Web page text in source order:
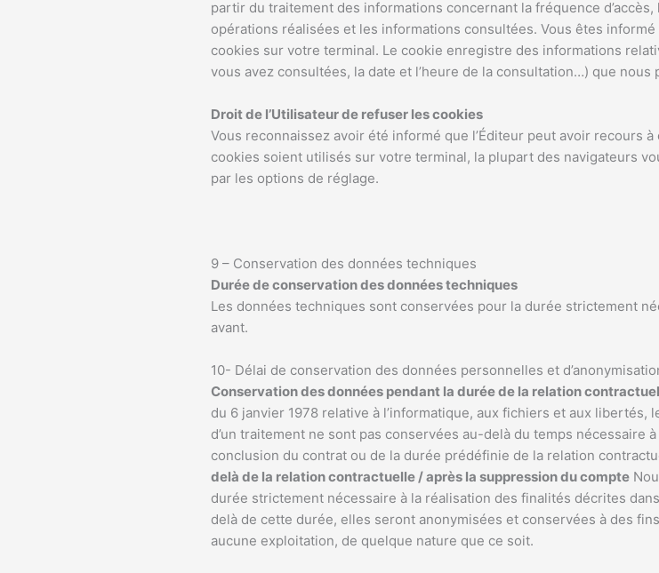
partir du traitement des informations concernant la fréquence
opérations réalisées et les informations consultées. Vous êtes
cookies sur votre terminal. Le cookie enregistre des informations
vous avez consultées, la date et l’heure de la consultation…) que
Droit de l’Utilisateur de refuser les cookies
Vous reconnaissez avoir été informé que l’Éditeur peut avoir recours
cookies soient utilisés sur votre terminal, la plupart des navigateurs
par les options de réglage.
9 – Conservation des données techniques
Durée de conservation des données techniques
Les données techniques sont conservées pour la durée strictement
avant.
10- Délai de conservation des données personnelles et
Conservation des données pendant la durée de la relation
du 6 janvier 1978 relative à l’informatique, aux fichiers et aux libertés,
d’un traitement ne sont pas conservées au-delà du temps nécessaire
conclusion du contrat ou de la durée prédéfinie de la relation
delà de la relation contractuelle / après la suppression du compte
durée strictement nécessaire à la réalisation des finalités décrites
delà de cette durée, elles seront anonymisées et conservées à des
aucune exploitation, de quelque nature que ce soit.